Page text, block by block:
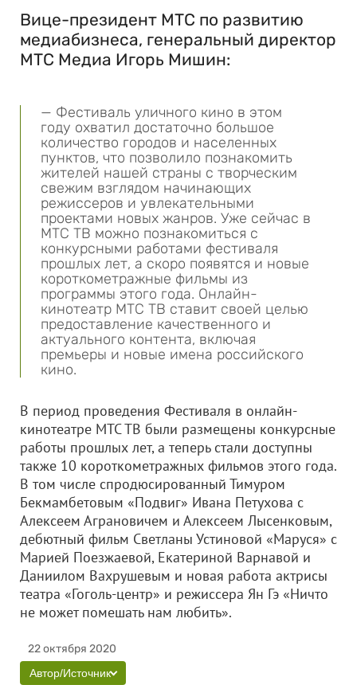
Вице-президент МТС по развитию
медиабизнеса, генеральный директор
МТС Медиа Игорь Мишин:
— Фестиваль уличного кино в этом
году охватил достаточно большое
количество городов и населенных
пунктов, что позволило познакомить
жителей нашей страны с творческим
свежим взглядом начинающих
режиссеров и увлекательными
проектами новых жанров. Уже сейчас в
МТС ТВ можно познакомиться с
конкурсными работами фестиваля
прошлых лет, а скоро появятся и новые
короткометражные фильмы из
программы этого года. Онлайн-
кинотеатр МТС ТВ ставит своей целью
предоставление качественного и
актуального контента, включая
премьеры и новые имена российского
кино.
В период проведения Фестиваля в онлайн-
кинотеатре МТС ТВ были размещены конкурсные
работы прошлых лет, а теперь стали доступны
также 10 короткометражных фильмов этого года.
В том числе спродюсированный Тимуром
Бекмамбетовым «Подвиг» Ивана Петухова с
Алексеем Аграновичем и Алексеем Лысенковым,
дебютный фильм Светланы Устиновой «Маруся» с
Марией Поезжаевой, Екатериной Варнавой и
Даниилом Вахрушевым и новая работа актрисы
театра «Гоголь-центр» и режиссера Ян Гэ «Ничто
не может помешать нам любить».
22 октября 2020
Автор/Источник